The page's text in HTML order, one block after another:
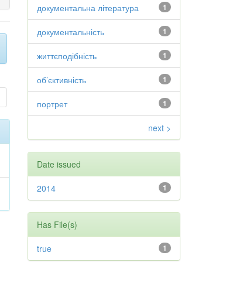
1
документальна література
1
документальність
1
життєподібність
1
об’єктивність
1
портрет
next >
Date issued
1
2014
Has File(s)
1
true